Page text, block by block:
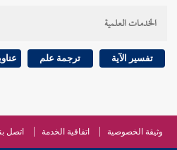
الخدمات العلمية
تفسير الآية ترجمة علم
وثيقة الخصوصية اتفاقية الخدمة اتصل